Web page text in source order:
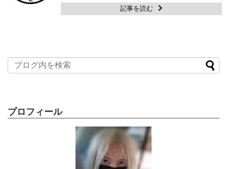
記事を読む
プロフィール